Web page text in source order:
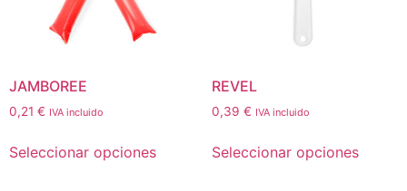
JAMBOREE
0,21 € IVA incluido
Seleccionar opciones
REVEL
0,39 € IVA incluido
Seleccionar opciones